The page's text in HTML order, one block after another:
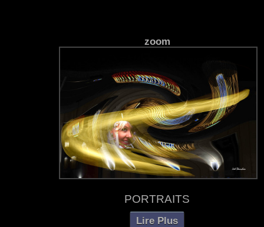
zoom
PORTRAITS
Lire Plus